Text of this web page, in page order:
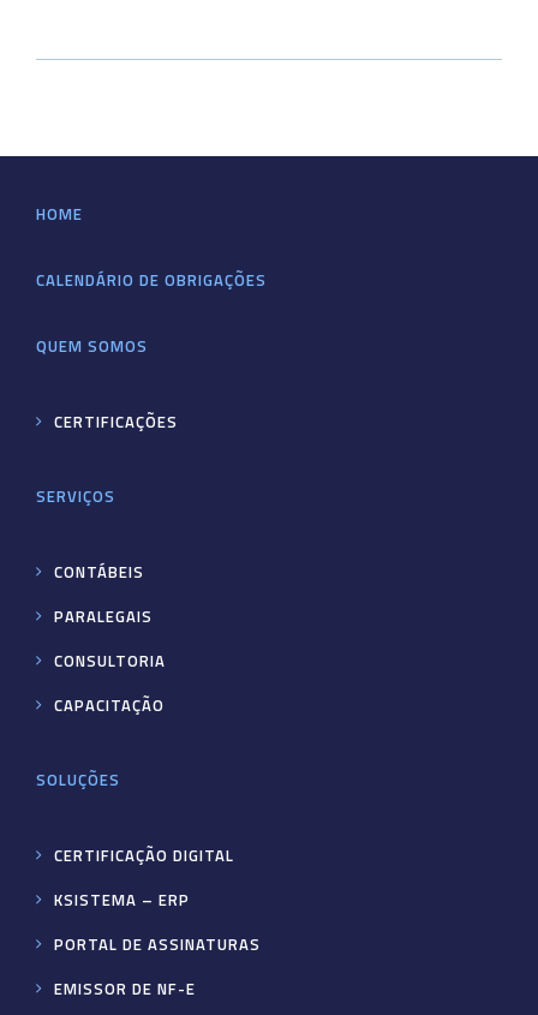
HOME
CALENDÁRIO DE OBRIGAÇÕES
QUEM SOMOS
CERTIFICAÇÕES
SERVIÇOS
CONTÁBEIS
PARALEGAIS
CONSULTORIA
CAPACITAÇÃO
SOLUÇÕES
CERTIFICAÇÃO DIGITAL
KSISTEMA – ERP
PORTAL DE ASSINATURAS
EMISSOR DE NF-E